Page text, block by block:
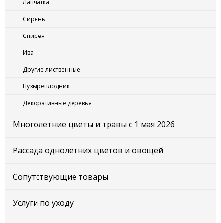
Лапчатка
Сирень
Спирея
Ива
Другие лиственные
Пузыреплодник
Декоративные деревья
Многолетние цветы и травы с 1 мая 2026
Рассада однолетних цветов и овощей
Сопутствующие товары
Услуги по уходу